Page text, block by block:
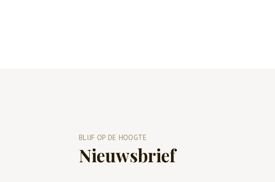
BLIJF OP DE HOOGTE
Nieuwsbrief